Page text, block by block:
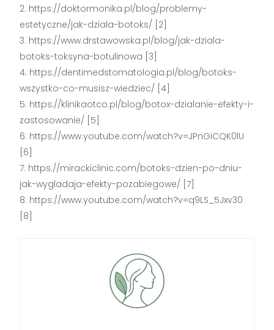
https://doktormonika.pl/blog/problemy-
estetyczne/jak-dziala-botoks/ [2]
https://www.drstawowska.pl/blog/jak-dziala-
botoks-toksyna-botulinowa [3]
https://dentimedstomatologia.pl/blog/botoks-
wszystko-co-musisz-wiedziec/ [4]
https://klinikaotco.pl/blog/botox-dzialanie-efekty-i-
zastosowanie/ [5]
https://www.youtube.com/watch?v=JPnGiCQK0lU
[6]
https://mirackiclinic.com/botoks-dzien-po-dniu-
jak-wygladaja-efekty-pozabiegowe/ [7]
https://www.youtube.com/watch?v=q9LS_5Jxv30
[8]